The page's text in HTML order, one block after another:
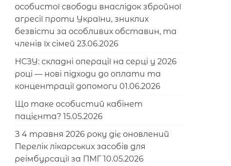
особистої свободи внаслідок збройної
агресії проти України, зниклих
безвісти за особливих обставин, та
членів їх сімей 23.06.2026
НСЗУ: складні операції на серці у 2026
році — нові підходи до оплати та
концентрації допомоги 01.06.2026
Що таке особистий кабінет
пацієнта? 15.05.2026
З 4 травня 2026 року діє оновлений
Перелік лікарських засобів для
реімбурсації за ПМГ 10.05.2026